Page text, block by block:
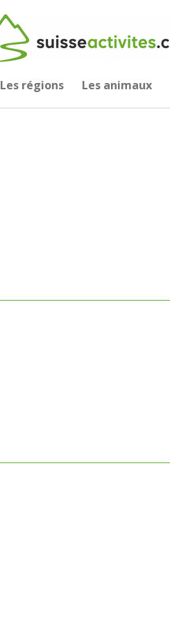
Les régions Les animaux